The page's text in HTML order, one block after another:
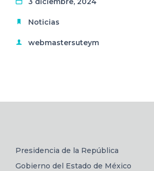
Noticias
webmastersuteym
Presidencia de la República
Gobierno del Estado de México